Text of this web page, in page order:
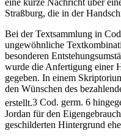
eine kurze Nachricht über
Straßburg, die in der
Bei der Textsammlung in
ungewöhnliche
besonderen
wurde die Anfertigung einer
gegeben. In einem
den Wünschen des
erstellt.3 Cod. germ. 6
Jordan für den
geschilderten Hintergrund